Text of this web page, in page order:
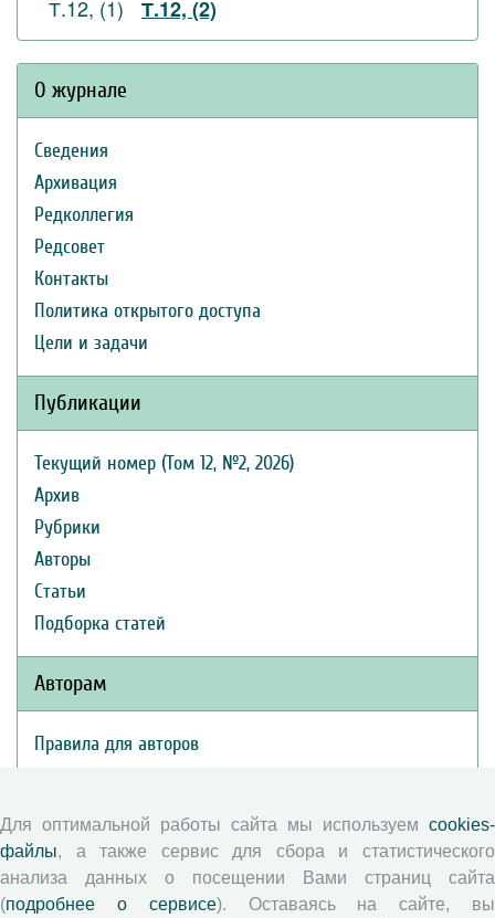
Т.12, (1) Т.12, (2)
О журнале
Сведения
Архивация
Редколлегия
Редсовет
Контакты
Политика открытого доступа
Цели и задачи
Публикации
Текущий номер (Том 12, №2, 2026)
Архив
Рубрики
Авторы
Статьи
Подборка статей
Авторам
Правила для авторов
Согласие на обработку персональных данных
Авторские права
Для оптимальной работы сайта мы используем cookies-
файлы, а также сервис для сбора и статистического
анализа данных о посещении Вами страниц сайта
(подробнее о сервисе). Оставаясь на сайте, вы